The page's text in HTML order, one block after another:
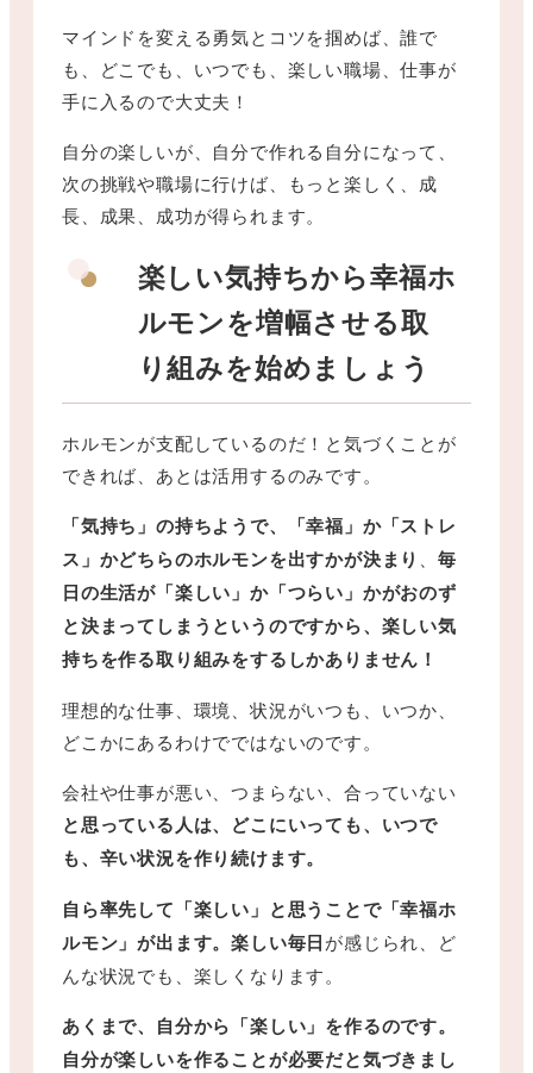
マインドを変える勇気とコツを掴めば、誰で
も、どこでも、いつでも、楽しい職場、仕事が
手に入るので大丈夫！
自分の楽しいが、自分で作れる自分になって、
次の挑戦や職場に行けば、もっと楽しく、成
長、成果、成功が得られます。
楽しい気持ちから幸福ホ
ルモンを増幅させる取
り組みを始めましょう
ホルモンが支配しているのだ！と気づくことが
できれば、あとは活用するのみです。
「気持ち」の持ちようで、「幸福」か「ストレ
ス」かどちらのホルモンを出すかが決まり
、毎
日の生活が「楽しい」か「つらい」かがおのず
と決まってしまうというのですから、楽しい気
持ちを作る取り組みをするしかありません！
理想的な仕事、環境、状況がいつも、いつか、
どこかにあるわけでではないのです。
会社や仕事が悪い、つまらない、合っていない
と思っている人は、どこにいっても、いつで
も、辛い状況を作り続けます。
自ら率先して「楽しい」と思うことで「幸福ホ
ルモン」が出ます。楽しい毎日が感じられ、ど
んな状況でも、楽しくなります。
あくまで、自分から「楽しい」を作るのです。
自分が楽しいを作ることが必要だと気づきまし